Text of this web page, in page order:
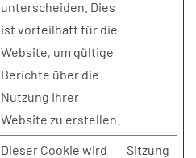
unterscheiden. Dies
ist vorteilhaft für die
Website, um gültige
Berichte über die
Nutzung Ihrer
Website zu erstellen.
Dieser Cookie wird
Sitzung